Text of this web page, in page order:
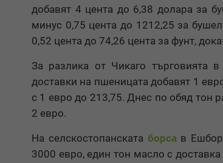
добавят 4 цента до 6,38 долара за
минус 0,75 цента до 1212,25 за
0,52 цента до 74,26 цента за фунт,
За разлика от Чикаго търговията
доставки на пшеницата добавят 1
с 1 евро до 213,75. Днес по обяд тон
2 евро.
На селскостопанската борсав
3000 евро, един тон масло с